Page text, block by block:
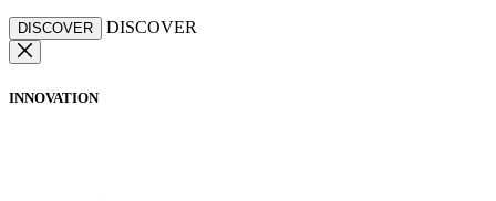
DISCOVER DISCOVER
INNOVATION